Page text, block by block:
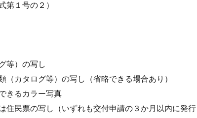
第１号の２）
等）の写し
カタログ等）の写し（省略できる場合あり）
きるカラー写真
民票の写し（いずれも交付申請の３か月以内に発行